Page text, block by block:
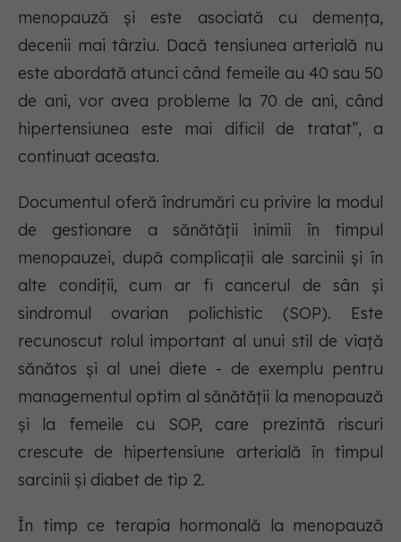
menopauză și este asociată cu demența,
decenii mai târziu. Dacă tensiunea arterială nu
este abordată atunci când femeile au 40 sau 50
de ani, vor avea probleme la 70 de ani, când
hipertensiunea este mai dificil de tratat”, a
continuat aceasta.
Documentul oferă îndrumări cu privire la modul
de gestionare a sănătății inimii în timpul
menopauzei, după complicații ale sarcinii și în
alte condiții, cum ar fi cancerul de sân și
sindromul ovarian polichistic (SOP). Este
recunoscut rolul important al unui stil de viață
sănătos și al unei diete - de exemplu pentru
managementul optim al sănătății la menopauză
și la femeile cu SOP, care prezintă riscuri
crescute de hipertensiune arterială în timpul
sarcinii și diabet de tip 2.
În timp ce terapia hormonală la menopauză